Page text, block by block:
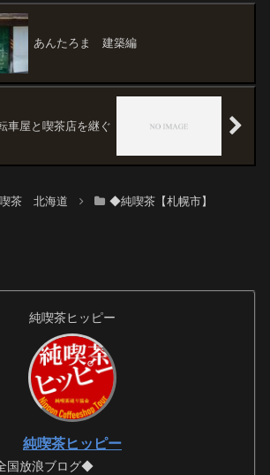
掲載しま
加。ここは味（超一流）、値段
くれる。<前回記事...
あんたろま 建築編
車屋と喫茶店を継ぐ
茶 北海道 ◆純喫茶【札幌市】
純喫茶ヒッピー
純喫茶ヒッピー
国放浪ブログ◆